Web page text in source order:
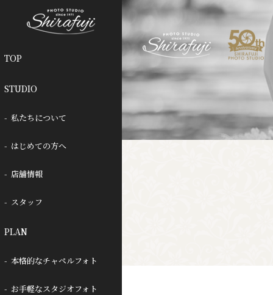
TOP
STUDIO
私たちについて
はじめての方へ
店舗情報
スタッフ
PLAN
本格的なチャペルフォト
お手軽なスタジオフォト